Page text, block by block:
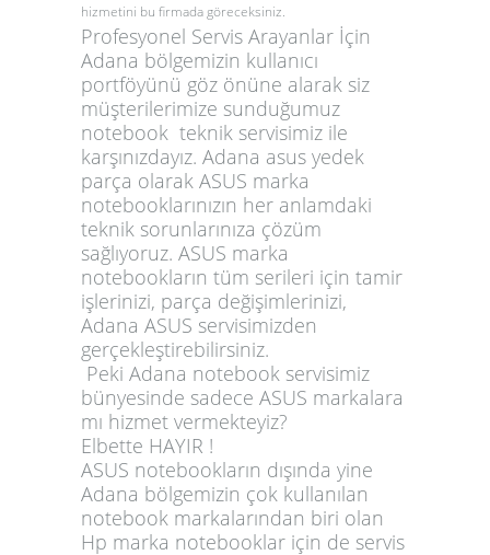
hizmetini bu firmada göreceksiniz.
Profesyonel Servis Arayanlar İçin
Adana bölgemizin kullanıcı
portföyünü göz önüne alarak siz
müşterilerimize sunduğumuz
notebook teknik servisimiz ile
karşınızdayız. Adana asus yedek
parça olarak ASUS marka
notebooklarınızın her anlamdaki
teknik sorunlarınıza çözüm
sağlıyoruz. ASUS marka
notebookların tüm serileri için tamir
işlerinizi, parça değişimlerinizi,
Adana ASUS servisimizden
gerçekleştirebilirsiniz.
Peki Adana notebook servisimiz
bünyesinde sadece ASUS markalara
mı hizmet vermekteyiz?
Elbette HAYIR !
ASUS notebookların dışında yine
Adana bölgemizin çok kullanılan
notebook markalarından biri olan
Hp marka notebooklar için de servis